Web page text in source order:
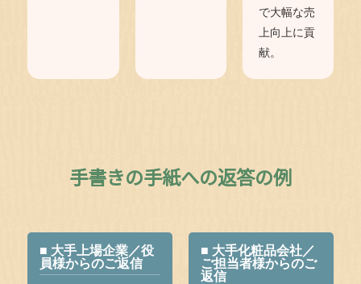
で大幅な売
上向上に貢
献。
手書きの手紙への返答の例
■ 大手上場企業／役
員様からのご返信
■ 大手化粧品会社／
ご担当者様からのご
返信